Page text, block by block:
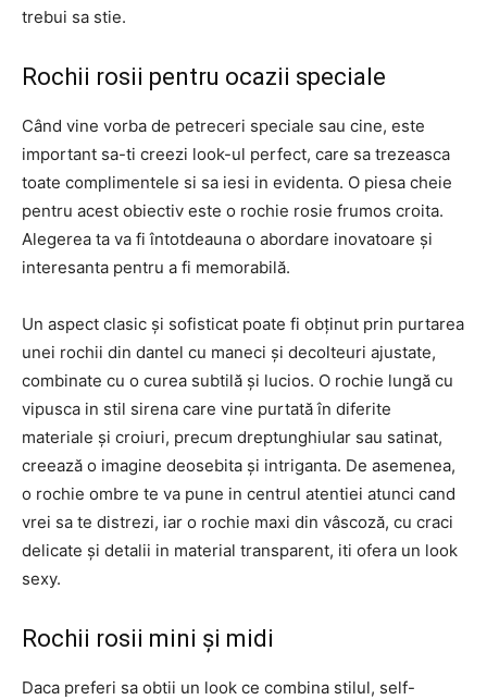
trebui sa stie.
Rochii rosii pentru ocazii speciale
Când vine vorba de petreceri speciale sau cine, este
important sa-ti creezi look-ul perfect, care sa trezeasca
toate complimentele si sa iesi in evidenta. O piesa cheie
pentru acest obiectiv este o rochie rosie frumos croita.
Alegerea ta va fi întotdeauna o abordare inovatoare și
interesanta pentru a fi memorabilă.
Un aspect clasic și sofisticat poate fi obținut prin purtarea
unei rochii din dantel cu maneci și decolteuri ajustate,
combinate cu o curea subtilă și lucios. O rochie lungă cu
vipusca in stil sirena care vine purtată în diferite
materiale și croiuri, precum dreptunghiular sau satinat,
creează o imagine deosebita și intriganta. De asemenea,
o rochie ombre te va pune in centrul atentiei atunci cand
vrei sa te distrezi, iar o rochie maxi din vâscoză, cu craci
delicate și detalii in material transparent, iti ofera un look
sexy.
Rochii rosii mini și midi
Daca preferi sa obtii un look ce combina stilul, self-